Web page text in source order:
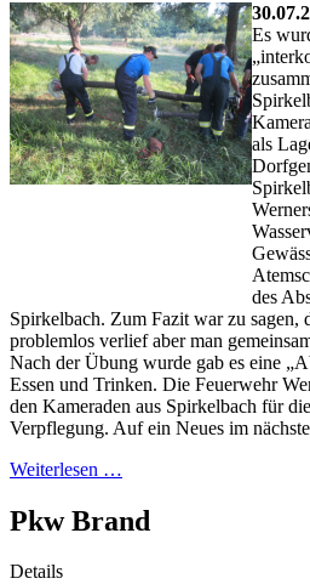
Es
als
des
Spirkelbach. Zum Fazit war zu sagen,
problemlos verlief aber man
Nach der Übung wurde gab es eine
Essen und Trinken. Die Feuerwehr
den Kameraden aus Spirkelbach für
Verpflegung. Auf ein Neues im
Weiterlesen …
Pkw Brand
Details